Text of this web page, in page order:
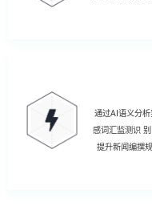
通过AI语义分
感词汇监测识
提升新闻编撰